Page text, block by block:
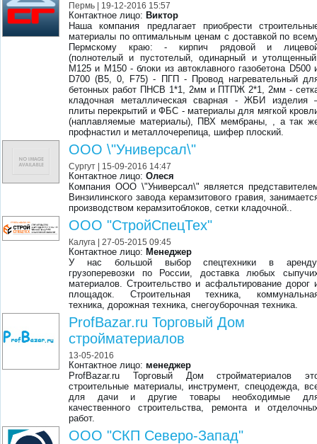
Пермь | 19-12-2016 15:57
Контактное лицо: Виктор
Наша компания предлагает приобрести
материалы по оптимальным ценам с доставкой по
Пермскому краю: - кирпич рядовой и
(полнотелый и пустотелый, одинарный и
М125 и М150 - блоки из автоклавного газобетона D500
D700 (В5, 0, F75) - ПГП - Провод нагревательный
бетонных работ ПНСВ 1*1, 2мм и ПТПЖ 2*1, 2мм -
кладочная металлическая сварная - ЖБИ изделия
плиты перекрытий и ФБС - материалы для мягкой
(наплавляемые материалы), ПВХ мембраны, , а так
профнастил и металлочерепица, шифер плоский.
ООО \"Универсал\"
Сургут | 15-09-2016 14:47
Контактное лицо:Олеся
Компания ООО \"Универсал\" является
Винзилинского завода керамзитового гравия,
производством керамзитоблоков, сетки кладочной..
ООО "СтройСпецТех"
Калуга | 27-05-2015 09:45
Контактное лицо: Менеджер
У нас большой выбор спецтехники в
грузоперевозки по России, доставка любых
материалов. Строительство и асфальтирование дорог
площадок. Строительная техника,
техника, дорожная техника, снегоуборочная техника.
ProfBazar.ru Торговый Дом
стройматериалов
13-05-2016
Контактное лицо: менеджер
ProfBazar.ru Торговый Дом стройматериалов
строительные материалы, инструмент, спецодежда,
для дачи и другие товары необходимые
качественного строительства, ремонта и
работ.
ООО "СКП Северо-Запад"